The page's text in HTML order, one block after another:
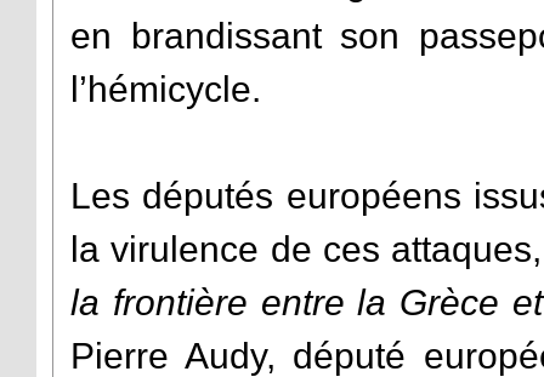
en brandissant son
l’hémicycle.
Les députés européens
la virulence de ces
la frontière entre la Grèce
Pierre Audy, député